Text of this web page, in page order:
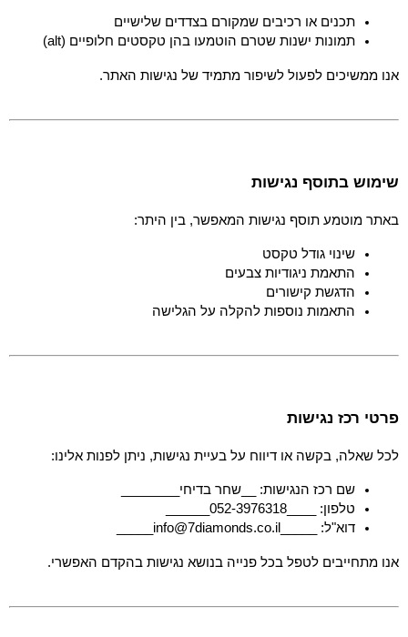
תכנים או רכיבים שמקורם בצדדים שלישיים
תמונות ישנות שטרם הוטמעו בהן טקסטים חלופיים (alt)
אנו ממשיכים לפעול לשיפור מתמיד של נגישות האתר.
שימוש בתוסף נגישות
באתר מוטמע תוסף נגישות המאפשר, בין היתר:
שינוי גודל טקסט
התאמת ניגודיות צבעים
הדגשת קישורים
התאמות נוספות להקלה על הגלישה
פרטי רכז נגישות
לכל שאלה, בקשה או דיווח על בעיית נגישות, ניתן לפנות אלינו:
שם רכז הנגישות: __שחר בדיחי________
טלפון: ____052-3976318______
דוא"ל: _____info@7diamonds.co.il_____
אנו מתחייבים לטפל בכל פנייה בנושא נגישות בהקדם האפשרי.